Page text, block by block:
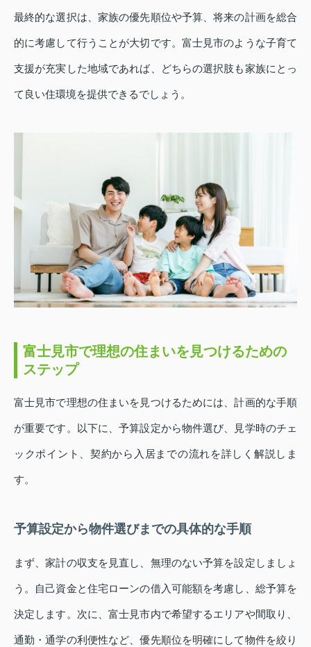
最終的な選択は、家族の優先順位や予算、将来の計画を総合
的に考慮して行うことが大切です。富士見市のような子育て
支援が充実した地域であれば、どちらの選択肢も家族にとっ
て良い住環境を提供できるでしょう。
富士見市で理想の住まいを見つけるための
ステップ
富士見市で理想の住まいを見つけるためには、計画的な手順
が重要です。以下に、予算設定から物件選び、見学時のチェ
ックポイント、契約から入居までの流れを詳しく解説しま
す。
予算設定から物件選びまでの具体的な手順
まず、家計の収支を見直し、無理のない予算を設定しましょ
う。自己資金と住宅ローンの借入可能額を考慮し、総予算を
決定します。次に、富士見市内で希望するエリアや間取り、
通勤・通学の利便性など、優先順位を明確にして物件を絞り